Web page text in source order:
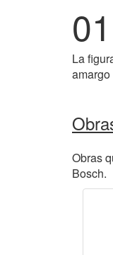
La
Obras
Bosch.